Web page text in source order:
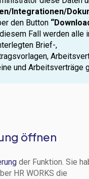
Integrationen/
den Button
Fall werden alle
Brief-,
und Arbeitsverträge
öffnen
der Funktion. Sie
HR WORKS die